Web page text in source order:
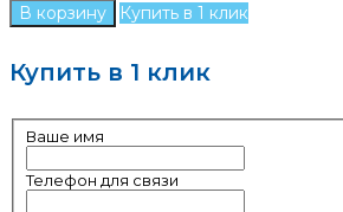
Купить в 1 клик
Купить в 1 клик
Ваше имя
Телефон для связи